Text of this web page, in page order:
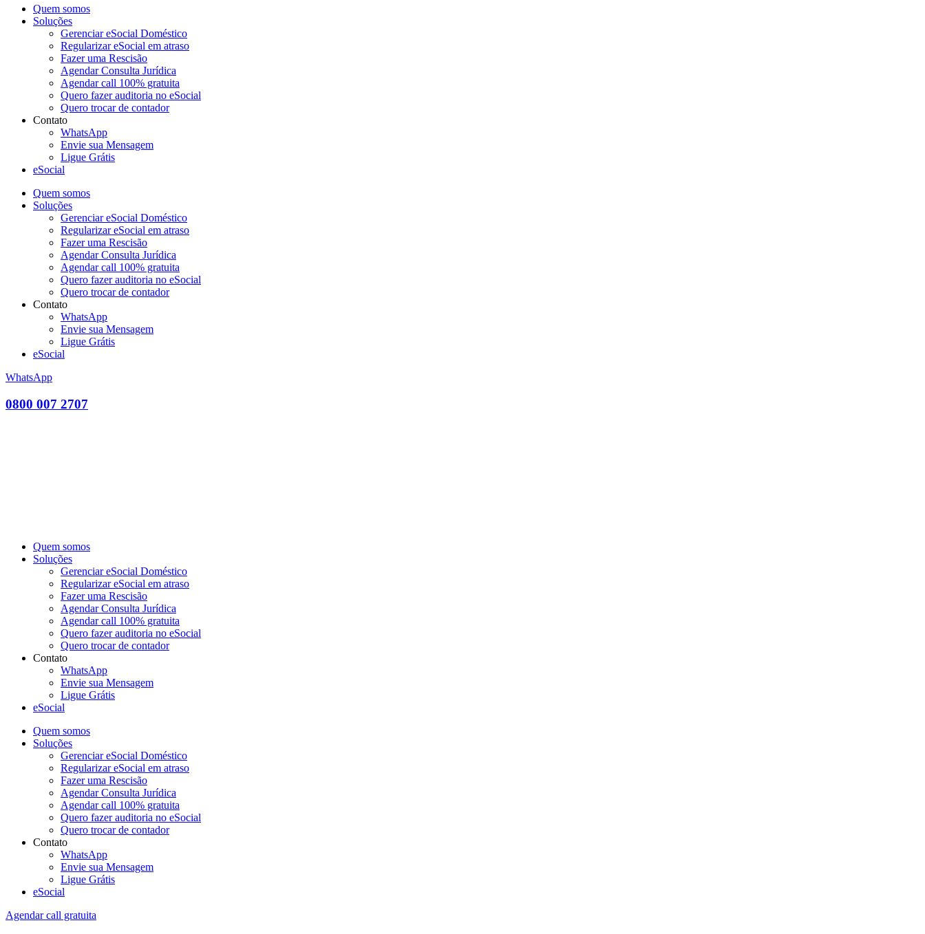
Quem somos
Soluções
Gerenciar eSocial Doméstico
Regularizar eSocial em atraso
Fazer uma Rescisão
Agendar Consulta Jurídica
Agendar call 100% gratuita
Quero fazer auditoria no eSocial
Quero trocar de contador
Contato
WhatsApp
Envie sua Mensagem
Ligue Grátis
eSocial
Quem somos
Soluções
Gerenciar eSocial Doméstico
Regularizar eSocial em atraso
Fazer uma Rescisão
Agendar Consulta Jurídica
Agendar call 100% gratuita
Quero fazer auditoria no eSocial
Quero trocar de contador
Contato
WhatsApp
Envie sua Mensagem
Ligue Grátis
eSocial
WhatsApp
0800 007 2707
Quem somos
Soluções
Gerenciar eSocial Doméstico
Regularizar eSocial em atraso
Fazer uma Rescisão
Agendar Consulta Jurídica
Agendar call 100% gratuita
Quero fazer auditoria no eSocial
Quero trocar de contador
Contato
WhatsApp
Envie sua Mensagem
Ligue Grátis
eSocial
Quem somos
Soluções
Gerenciar eSocial Doméstico
Regularizar eSocial em atraso
Fazer uma Rescisão
Agendar Consulta Jurídica
Agendar call 100% gratuita
Quero fazer auditoria no eSocial
Quero trocar de contador
Contato
WhatsApp
Envie sua Mensagem
Ligue Grátis
eSocial
Agendar call gratuita